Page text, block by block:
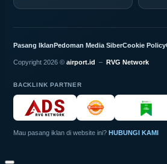
Pasang IklanPedoman Media SiberCookie Policy
Copyright 2026 © airport.id – RVG Network
BACKLINK PARTNER
Mau pasang iklan di website ini? HUBUNGI KAMI